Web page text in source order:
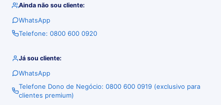
Ainda não sou cliente:
WhatsApp
Telefone: 0800 600 0920
Já sou cliente:
WhatsApp
Telefone Dono de Negócio: 0800 600 0919 (exclusivo para
clientes premium)